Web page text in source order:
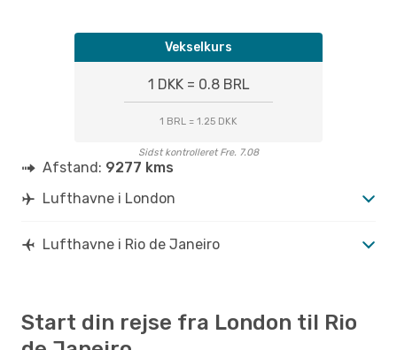
Vekselkurs
1 DKK = 0.8 BRL
1 BRL = 1.25 DKK
Sidst kontrolleret Fre. 7.08
Afstand: 9277 kms
Lufthavne i London
Lufthavne i Rio de Janeiro
Start din rejse fra London til Rio